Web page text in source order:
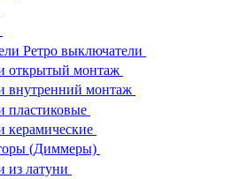
Ретро выключатели
открытый монтаж
внутренний монтаж
пластиковые
керамические
(Диммеры)
из латуни